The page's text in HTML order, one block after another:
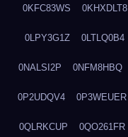
0KFC83WS 0KHXDLT8
0LPY3G1Z 0LTLQ0B4
0NALSI2P 0NFM8HBQ
0P2UDQV4 0P3WEUER
0QLRKCUP 0QO261FR